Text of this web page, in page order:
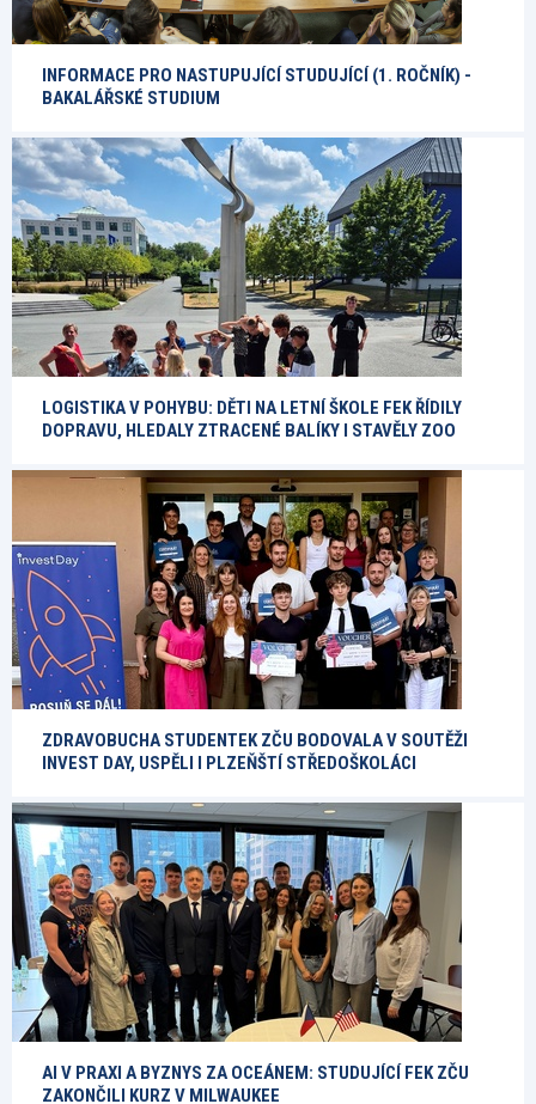
INFORMACE PRO NASTUPUJÍCÍ STUDUJÍCÍ (1. ROČNÍK) -
BAKALÁŘSKÉ STUDIUM
LOGISTIKA V POHYBU: DĚTI NA LETNÍ ŠKOLE FEK ŘÍDILY
DOPRAVU, HLEDALY ZTRACENÉ BALÍKY I STAVĚLY ZOO
ZDRAVOBUCHA STUDENTEK ZČU BODOVALA V SOUTĚŽI
INVEST DAY, USPĚLI I PLZEŇŠTÍ STŘEDOŠKOLÁCI
AI V PRAXI A BYZNYS ZA OCEÁNEM: STUDUJÍCÍ FEK ZČU
ZAKONČILI KURZ V MILWAUKEE